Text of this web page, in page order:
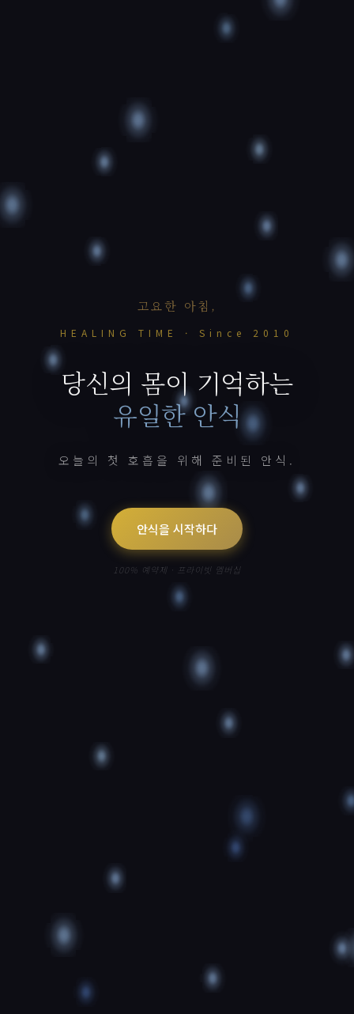
고요한 아침,
HEALING TIME · Since 2010
당신의 몸이 기억하는
유일한 안식
오늘의 첫 호흡을 위해 준비된 안식.
안식을 시작하다
100% 예약제 · 프라이빗 멤버십